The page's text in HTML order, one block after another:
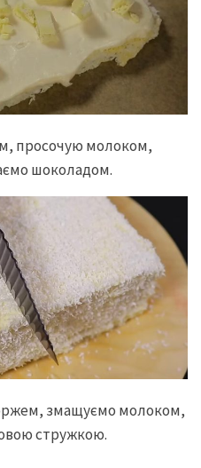
просочую молоком,
шоколадом.
змащуємо молоком,
стружкою.